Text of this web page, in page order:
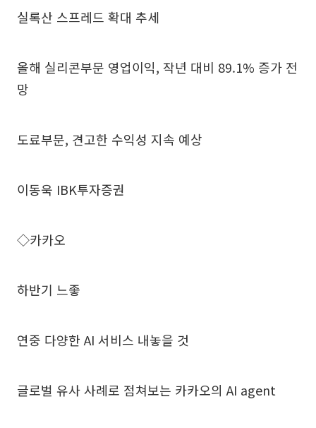
실록산 스프레드 확대 추세
올해 실리콘부문 영업이익, 작년 대비 89.1% 증가 전
망
도료부문, 견고한 수익성 지속 예상
이동욱 IBK투자증권
◇카카오
하반기 느좋
연중 다양한 AI 서비스 내놓을 것
글로벌 유사 사례로 점쳐보는 카카오의 AI agent